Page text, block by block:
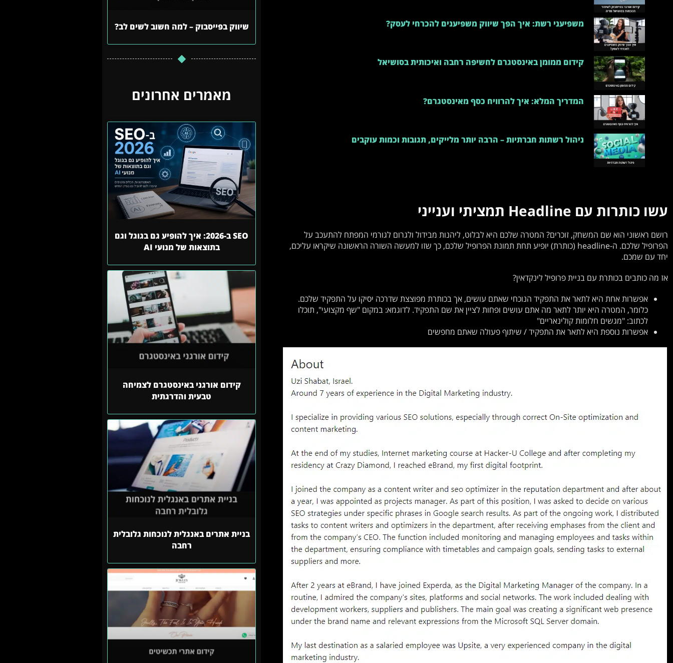
משפיעני רשת: איך הפך שיווק משפיענים להכרחי לעסק?
קידום ממומן באינסטגרם לחשיפה רחבה ואיכותית בסושיאל
המדריך המלא: איך להרוויח כסף מאינסטגרם?
ניהול רשתות חברתיות – הרבה יותר מלייקים, תגובות וכמות עוקבים
עשו כותרות עם Headline תמציתי וענייני
רושם ראשוני הוא שם המשחק, זוכרים? המטרה שלכם היא לבלוט, ליהנות מבידול ולגרום לגורמי המפתח להתעכב על
הפרופיל שלכם. ה-headline (כותרת) יופיע תחת תמונת הפרופיל שלכם, כך שזו למעשה השורה הראשונה שיקראו עליכם,
יחד עם שמכם.
אז מה כותבים בכותרת עם בניית פרופיל לינקדאין?
אפשרות אחת היא לתאר את התפקיד הנוכחי שאתם עושים, אך בכותרת מפוצצת שדרכה יסיקו על התפקיד שלכם.
כלומר, המטרה היא יותר לתאר מה אתם עושים ופחות לציין את שם התפקיד. לדוגמא: במקום "שף מקצועי", תוכלו
לכתוב: "מגשים חלומות קולינאריים"
אפשרות נוספת היא לתאר את התפקיד / שיתוף פעולה שאתם מחפשים
שיווק בפייסבוק – למה חשוב לשים לב?
מאמרים אחרונים
SEO ב-2026: איך להופיע גם בגוגל וגם
בתוצאות של מנועי AI
קידום אורגני באינסטגרם לצמיחה
טבעית והדרגתית
בניית אתרים באנגלית לנוכחות גלובלית
רחבה